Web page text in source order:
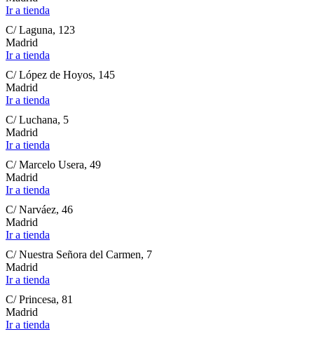
Ir a tienda
C/ Laguna, 123
Madrid
Ir a tienda
C/ López de Hoyos, 145
Madrid
Ir a tienda
C/ Luchana, 5
Madrid
Ir a tienda
C/ Marcelo Usera, 49
Madrid
Ir a tienda
C/ Narváez, 46
Madrid
Ir a tienda
C/ Nuestra Señora del Carmen, 7
Madrid
Ir a tienda
C/ Princesa, 81
Madrid
Ir a tienda